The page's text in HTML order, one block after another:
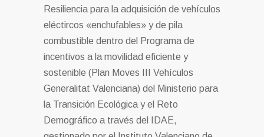
Resiliencia para la adquisición de vehículos
eléctircos «enchufables» y de pila
combustible dentro del Programa de
incentivos a la movilidad eficiente y
sostenible (Plan Moves III Vehículos
Generalitat Valenciana) del Ministerio para
la Transición Ecológica y el Reto
Demográfico a través del IDAE,